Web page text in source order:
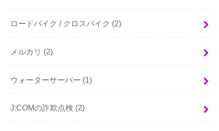
ロードバイク / クロスバイク (2)
メルカリ (2)
ウォーターサーバー (1)
J:COMの詐欺点検 (2)